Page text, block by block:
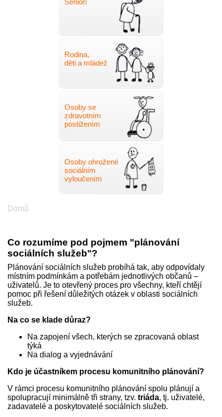
Senioři
Rodina,
děti a mládež
Osoby se
zdravotním
postižením
Osoby ohrožené
sociálním
vyloučením
Drobečková
Domů
Co rozumíme pod pojmem "plánování
sociálních služeb"?
Plánování sociálních služeb probíhá tak, aby odpovídaly
místním podmínkám a potřebám jednotlivých občanů –
uživatelů. Je to otevřený proces pro všechny, kteří chtějí
pomoc při řešení důležitých otázek v oblasti sociálních
služeb.
Na co se klade důraz?
Na zapojení všech, kterých se zpracovaná oblast
týká
Na dialog a vyjednávání
Kdo je účastníkem procesu komunitního plánování?
V rámci procesu komunitního plánování spolu plánují a
spolupracují minimálně tři strany, tzv. triáda, tj. uživatelé,
zadavatelé a poskytovatelé sociálních služeb.